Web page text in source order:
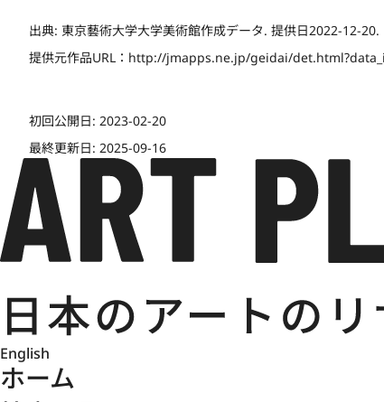
出典: 東京藝術大学大学美術館作成データ. 提供日2022-12-20.
提供元作品URL： http://jmapps.ne.jp/geidai/
初回公開日: 2023-02-20
最終更新日: 2025-09-16
English
ホーム